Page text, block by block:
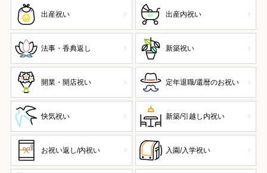
出産祝い 出産内祝い
法事・香典返し 新築祝い
開業・開店祝い 定年退職/還暦のお祝い
快気祝い 新築/引越し内祝い
お祝い返し/内祝い 入園/入学祝い